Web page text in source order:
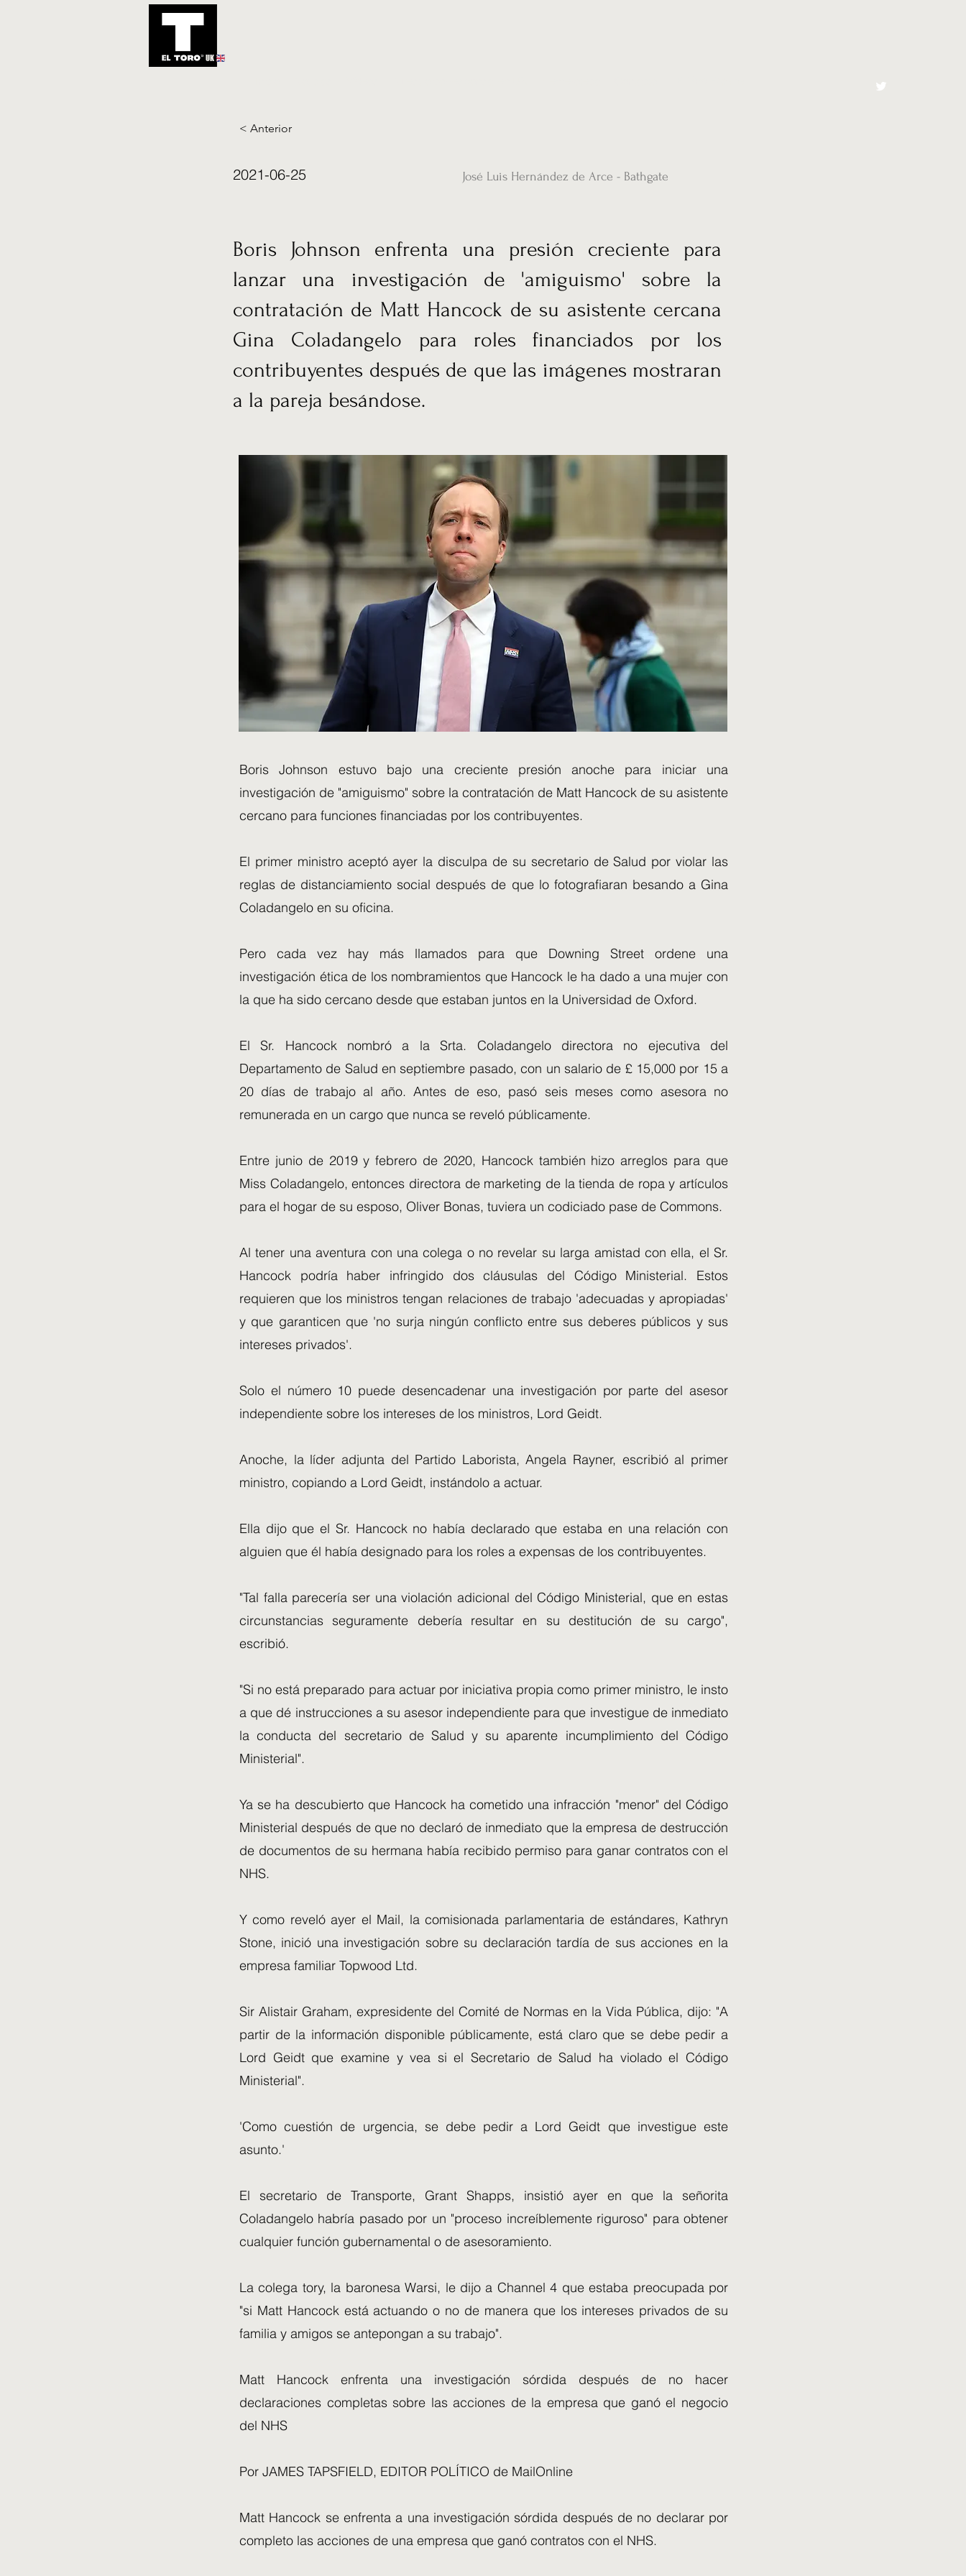
UK
< Anterior
2021-06-25 José Luis Hernández de Arce - Bathgate
Boris Johnson enfrenta una presión creciente para
lanzar una investigación de 'amiguismo' sobre la
contratación de Matt Hancock de su asistente cercana
Gina Coladangelo para roles financiados por los
contribuyentes después de que las imágenes mostraran
a la pareja besándose.
Boris Johnson estuvo bajo una creciente presión anoche para iniciar una
investigación de "amiguismo" sobre la contratación de Matt Hancock de su asistente
cercano para funciones financiadas por los contribuyentes.
El primer ministro aceptó ayer la disculpa de su secretario de Salud por violar las
reglas de distanciamiento social después de que lo fotografiaran besando a Gina
Coladangelo en su oficina.
Pero cada vez hay más llamados para que Downing Street ordene una
investigación ética de los nombramientos que Hancock le ha dado a una mujer con
la que ha sido cercano desde que estaban juntos en la Universidad de Oxford.
El Sr. Hancock nombró a la Srta. Coladangelo directora no ejecutiva del
Departamento de Salud en septiembre pasado, con un salario de £ 15,000 por 15 a
20 días de trabajo al año. Antes de eso, pasó seis meses como asesora no
remunerada en un cargo que nunca se reveló públicamente.
Entre junio de 2019 y febrero de 2020, Hancock también hizo arreglos para que
Miss Coladangelo, entonces directora de marketing de la tienda de ropa y artículos
para el hogar de su esposo, Oliver Bonas, tuviera un codiciado pase de Commons.
Al tener una aventura con una colega o no revelar su larga amistad con ella, el Sr.
Hancock podría haber infringido dos cláusulas del Código Ministerial. Estos
requieren que los ministros tengan relaciones de trabajo 'adecuadas y apropiadas'
y que garanticen que 'no surja ningún conflicto entre sus deberes públicos y sus
intereses privados'.
Solo el número 10 puede desencadenar una investigación por parte del asesor
independiente sobre los intereses de los ministros, Lord Geidt.
Anoche, la líder adjunta del Partido Laborista, Angela Rayner, escribió al primer
ministro, copiando a Lord Geidt, instándolo a actuar.
Ella dijo que el Sr. Hancock no había declarado que estaba en una relación con
alguien que él había designado para los roles a expensas de los contribuyentes.
"Tal falla parecería ser una violación adicional del Código Ministerial, que en estas
circunstancias seguramente debería resultar en su destitución de su cargo",
escribió.
"Si no está preparado para actuar por iniciativa propia como primer ministro, le insto
a que dé instrucciones a su asesor independiente para que investigue de inmediato
la conducta del secretario de Salud y su aparente incumplimiento del Código
Ministerial".
Ya se ha descubierto que Hancock ha cometido una infracción "menor" del Código
Ministerial después de que no declaró de inmediato que la empresa de destrucción
de documentos de su hermana había recibido permiso para ganar contratos con el
NHS.
Y como reveló ayer el Mail, la comisionada parlamentaria de estándares, Kathryn
Stone, inició una investigación sobre su declaración tardía de sus acciones en la
empresa familiar Topwood Ltd.
Sir Alistair Graham, expresidente del Comité de Normas en la Vida Pública, dijo: "A
partir de la información disponible públicamente, está claro que se debe pedir a
Lord Geidt que examine y vea si el Secretario de Salud ha violado el Código
Ministerial".
'Como cuestión de urgencia, se debe pedir a Lord Geidt que investigue este
asunto.'
El secretario de Transporte, Grant Shapps, insistió ayer en que la señorita
Coladangelo habría pasado por un "proceso increíblemente riguroso" para obtener
cualquier función gubernamental o de asesoramiento.
La colega tory, la baronesa Warsi, le dijo a Channel 4 que estaba preocupada por
"si Matt Hancock está actuando o no de manera que los intereses privados de su
familia y amigos se antepongan a su trabajo".
Matt Hancock enfrenta una investigación sórdida después de no hacer
declaraciones completas sobre las acciones de la empresa que ganó el negocio
del NHS
Por JAMES TAPSFIELD, EDITOR POLÍTICO de MailOnline
Matt Hancock se enfrenta a una investigación sórdida después de no declarar por
completo las acciones de una empresa que ganó contratos con el NHS.